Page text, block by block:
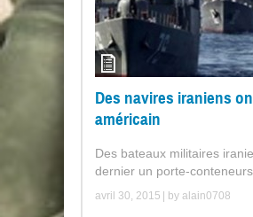
Des navires iraniens
américain
Des bateaux militaires
dernier un porte-
avril 30, 2015 | by alain0708